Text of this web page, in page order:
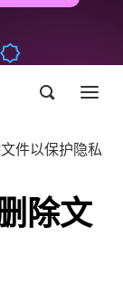
件以保护隐私
除文